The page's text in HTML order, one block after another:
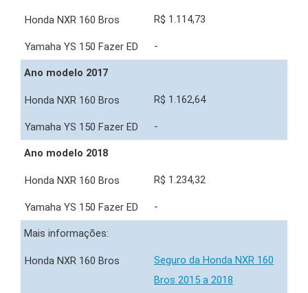
R$ 1.114,73
-
Ano modelo 2017
R$ 1.162,64
-
Ano modelo 2018
R$ 1.234,32
-
Mais informações:
Seguro da Honda NXR 160
Bros 2015 a 2018